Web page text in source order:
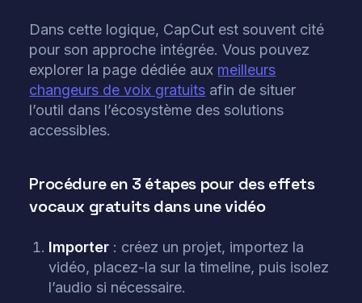
Dans cette logique, CapCut est souvent cité
pour son approche intégrée. Vous pouvez
explorer la page dédiée aux meilleurs
changeurs de voix gratuits afin de situer
l’outil dans l’écosystème des solutions
accessibles.
Procédure en 3 étapes pour des effets
vocaux gratuits dans une vidéo
Importer : créez un projet, importez la
vidéo, placez-la sur la timeline, puis isolez
l’audio si nécessaire.